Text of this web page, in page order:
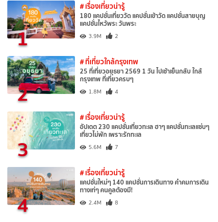
1
# เรื่องเที่ยวน่ารู้
180 แคปชั่นเที่ยววัด แคปชั่นเข้าวัด แคปชั่นสายบุญ
แคปชั่นไหว้พระ วันพระ
3.9M 2
2
# ที่เที่ยวใกล้กรุงเทพ
25 ที่เที่ยวอยุธยา 2569 1 วัน ไปเช้าเย็นกลับ ใกล้
กรุงเทพ ที่เที่ยวครบๆ
1.8M 4
3
# เรื่องเที่ยวน่ารู้
อัปเดต 230 แคปชั่นเที่ยวทะเล ฮาๆ แคปชั่นทะเลแซ่บๆ
เที่ยวไม่พัก เพราะรักทะเล
5.6M 7
4
# เรื่องเที่ยวน่ารู้
แคปชั่นใหม่ๆ 140 แคปชั่นการเดินทาง คำคมการเดิน
ทางเท่ๆ คนคูลต้องมี!
2.4M 8